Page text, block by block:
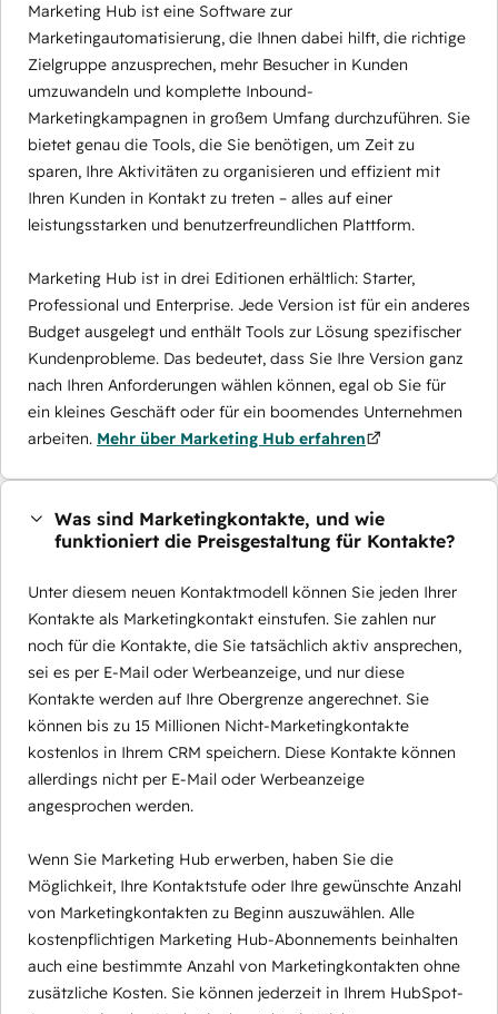
Marketing Hub ist eine Software zur
Marketingautomatisierung, die Ihnen dabei hilft, die richtige
Zielgruppe anzusprechen, mehr Besucher in Kunden
umzuwandeln und komplette Inbound-
Marketingkampagnen in großem Umfang durchzuführen. Sie
bietet genau die Tools, die Sie benötigen, um Zeit zu
sparen, Ihre Aktivitäten zu organisieren und effizient mit
Ihren Kunden in Kontakt zu treten – alles auf einer
leistungsstarken und benutzerfreundlichen Plattform.
Marketing Hub ist in drei Editionen erhältlich: Starter,
Professional und Enterprise. Jede Version ist für ein anderes
Budget ausgelegt und enthält Tools zur Lösung spezifischer
Kundenprobleme. Das bedeutet, dass Sie Ihre Version ganz
nach Ihren Anforderungen wählen können, egal ob Sie für
ein kleines Geschäft oder für ein boomendes Unternehmen
arbeiten. Mehr über Marketing Hub erfahren
Was sind Marketingkontakte, und wie
funktioniert die Preisgestaltung für Kontakte?
Unter diesem neuen Kontaktmodell können Sie jeden Ihrer
Kontakte als Marketingkontakt einstufen. Sie zahlen nur
noch für die Kontakte, die Sie tatsächlich aktiv ansprechen,
sei es per E-Mail oder Werbeanzeige, und nur diese
Kontakte werden auf Ihre Obergrenze angerechnet. Sie
können bis zu 15 Millionen Nicht-Marketingkontakte
kostenlos in Ihrem CRM speichern. Diese Kontakte können
allerdings nicht per E-Mail oder Werbeanzeige
angesprochen werden.
Wenn Sie Marketing Hub erwerben, haben Sie die
Möglichkeit, Ihre Kontaktstufe oder Ihre gewünschte Anzahl
von Marketingkontakten zu Beginn auszuwählen. Alle
kostenpflichtigen Marketing Hub-Abonnements beinhalten
auch eine bestimmte Anzahl von Marketingkontakten ohne
zusätzliche Kosten. Sie können jederzeit in Ihrem HubSpot-